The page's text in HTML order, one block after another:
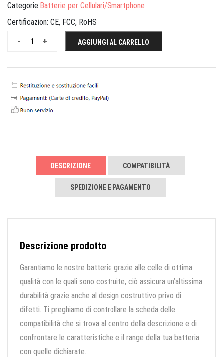
Categorie:Batterie per Cellulari/Smartphone
Certificazion: CE, FCC, RoHS
+
- AGGIUNGI AL CARRELLO
DESCRIZIONE COMPATIBILITÀ
SPEDIZIONE E PAGAMENTO
Descrizione prodotto
Garantiamo le nostre batterie grazie alle celle di ottima
qualità con le quali sono costruite, ciò assicura un’altissima
durabilità grazie anche al design costruttivo privo di
difetti. Ti preghiamo di controllare la scheda delle
compatibilità che si trova al centro della descrizione e di
confrontare le caratteristiche e il range della tua batteria
con quelle dichiarate.